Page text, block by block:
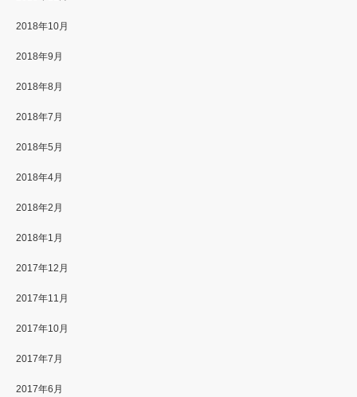
2018年10月
2018年9月
2018年8月
2018年7月
2018年5月
2018年4月
2018年2月
2018年1月
2017年12月
2017年11月
2017年10月
2017年7月
2017年6月